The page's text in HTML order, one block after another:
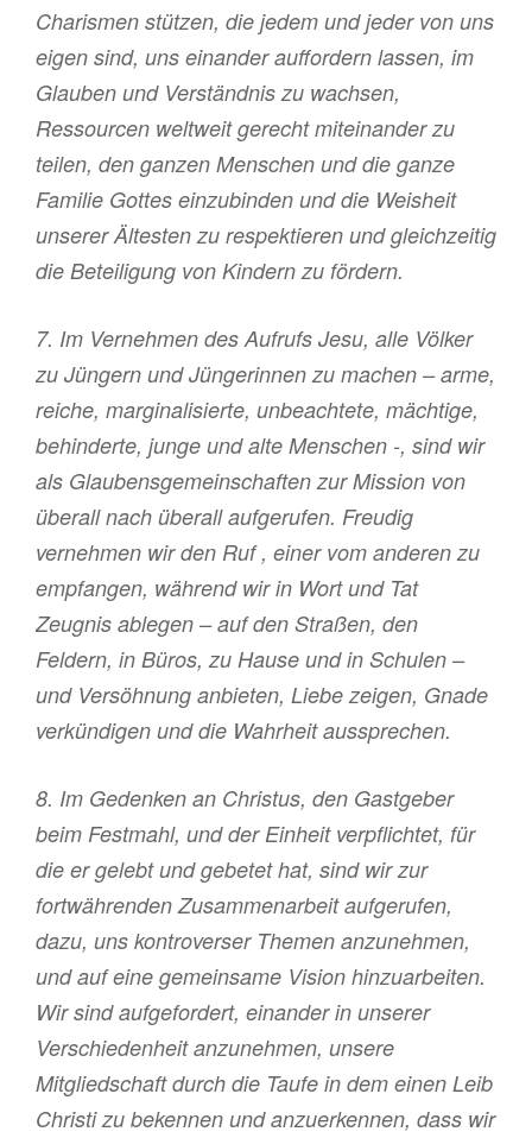
Charismen stützen, die jedem und jeder von uns
eigen sind, uns einander auffordern lassen, im
Glauben und Verständnis zu wachsen,
Ressourcen weltweit gerecht miteinander zu
teilen, den ganzen Menschen und die ganze
Familie Gottes einzubinden und die Weisheit
unserer Ältesten zu respektieren und gleichzeitig
die Beteiligung von Kindern zu fördern.
7. Im Vernehmen des Aufrufs Jesu, alle Völker
zu Jüngern und Jüngerinnen zu machen – arme,
reiche, marginalisierte, unbeachtete, mächtige,
behinderte, junge und alte Menschen -, sind wir
als Glaubensgemeinschaften zur Mission von
überall nach überall aufgerufen. Freudig
vernehmen wir den Ruf , einer vom anderen zu
empfangen, während wir in Wort und Tat
Zeugnis ablegen – auf den Straßen, den
Feldern, in Büros, zu Hause und in Schulen –
und Versöhnung anbieten, Liebe zeigen, Gnade
verkündigen und die Wahrheit aussprechen.
8. Im Gedenken an Christus, den Gastgeber
beim Festmahl, und der Einheit verpflichtet, für
die er gelebt und gebetet hat, sind wir zur
fortwährenden Zusammenarbeit aufgerufen,
dazu, uns kontroverser Themen anzunehmen,
und auf eine gemeinsame Vision hinzuarbeiten.
Wir sind aufgefordert, einander in unserer
Verschiedenheit anzunehmen, unsere
Mitgliedschaft durch die Taufe in dem einen Leib
Christi zu bekennen und anzuerkennen, dass wir